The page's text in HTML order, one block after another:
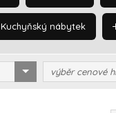
Kuchyňský nábytek
výběr cenové